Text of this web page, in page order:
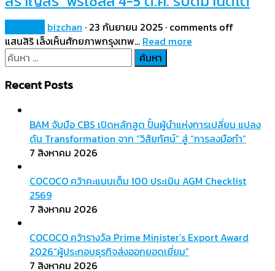
bizchan · 23 กันยายน 2025 · comments off
แสนสิริ เล็งเห็นศักยภาพกรุงเทพ… Read more
ค้นหา
สำหรับ:
Recent Posts
BAM จับมือ CBS เปิดหลักสูต ปั้นผู้นำแห่งการเปลี่ยน แปลง
ดัน Transformation จาก “วิสัยทัศน์” สู่ “การลงมือทำ”
7 สิงหาคม 2026
COCOCO คว้าคะแนนเต็ม 100 ประเมิน AGM Checklist
2569
7 สิงหาคม 2026
COCOCO คว้ารางวัล Prime Minister’s Export Award
2026“ผู้ประกอบธุรกิจส่งออกยอดเยี่ยม”
7 สิงหาคม 2026